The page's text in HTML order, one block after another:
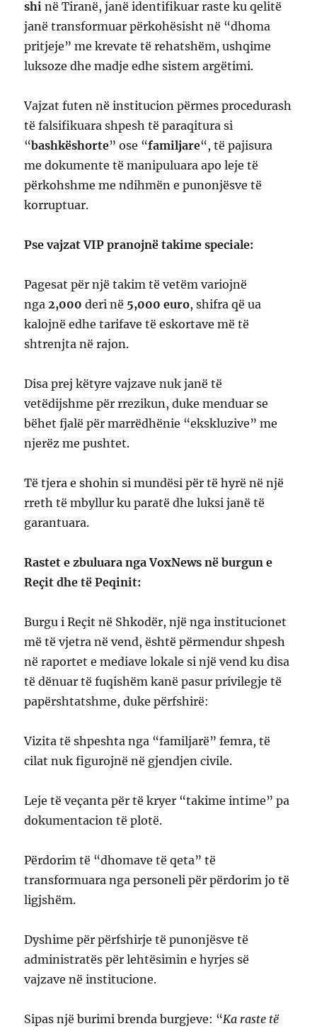
shi në Tiranë, janë identifikuar raste ku qelitë
janë transformuar përkohësisht në “dhoma
pritjeje” me krevate të rehatshëm, ushqime
luksoze dhe madje edhe sistem argëtimi.
Vajzat futen në institucion përmes procedurash
të falsifikuara shpesh të paraqitura si
“bashkëshorte” ose “familjare“, të pajisura
me dokumente të manipuluara apo leje të
përkohshme me ndihmën e punonjësve të
korruptuar.
Pse vajzat VIP pranojnë takime speciale:
Pagesat për një takim të vetëm variojnë
nga2,000 deri në 5,000 euro, shifra që ua
kalojnë edhe tarifave të eskortave më të
shtrenjta në rajon.
Disa prej këtyre vajzave nuk janë të
vetëdijshme për rrezikun, duke menduar se
bëhet fjalë për marrëdhënie “ekskluzive” me
njerëz me pushtet.
Të tjera e shohin si mundësi për të hyrë në një
rreth të mbyllur ku paratë dhe luksi janë të
garantuara.
Rastet e zbuluara nga VoxNews në burgun e
Reçit dhe të Peqinit:
Burgu i Reçit në Shkodër, një nga institucionet
më të vjetra në vend, është përmendur shpesh
në raportet e mediave lokale si një vend ku disa
të dënuar të fuqishëm kanë pasur privilegje të
papërshtatshme, duke përfshirë:
Vizita të shpeshta nga “familjarë” femra, të
cilat nuk figurojnë në gjendjen civile.
Leje të veçanta për të kryer “takime intime” pa
dokumentacion të plotë.
Përdorim të “dhomave të qeta” të
transformuara nga personeli për përdorim jo të
ligjshëm.
Dyshime për përfshirje të punonjësve të
administratës për lehtësimin e hyrjes së
vajzave në institucione.
Sipas një burimi brenda burgjeve: “Ka raste të